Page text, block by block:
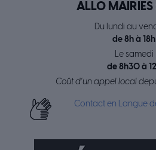
ALLO MAIRIES
Du lundi au
de 8h à 18h
Le samedi
de 8h30 à
Coût d’un appel local
Contact en Langue